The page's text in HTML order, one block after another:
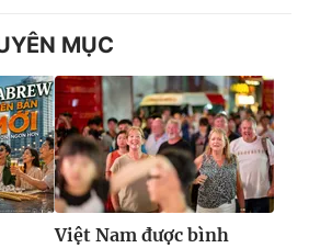
MỤC
Việt Nam được bình